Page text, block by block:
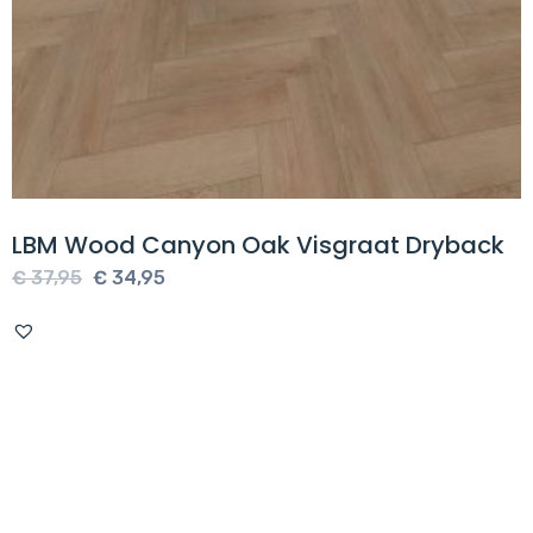
LBM Wood Canyon Oak Visgraat Dryback
€37,95 Oorspronkelijke
€ 34,95